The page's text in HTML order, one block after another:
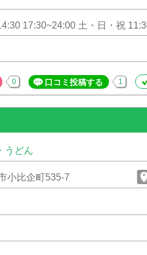
17:30~24:00 土・日・祝
0 口コミ投稿する 1
うどん
小比企町535-7